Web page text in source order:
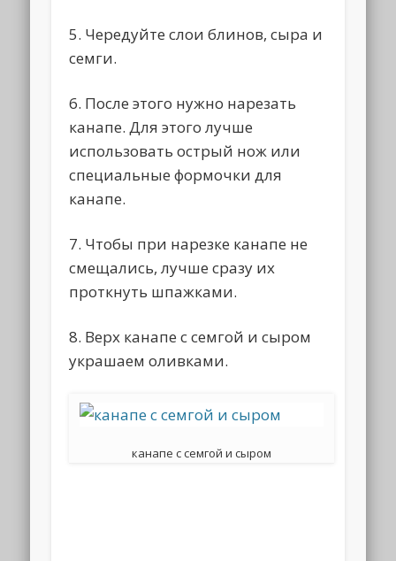
5. Чередуйте слои блинов, сыра и
семги.
6. После этого нужно нарезать
канапе. Для этого лучше
использовать острый нож или
специальные формочки для
канапе.
7. Чтобы при нарезке канапе не
смещались, лучше сразу их
проткнуть шпажками.
8. Верх канапе с семгой и сыром
украшаем оливками.
канапе с семгой и сыром